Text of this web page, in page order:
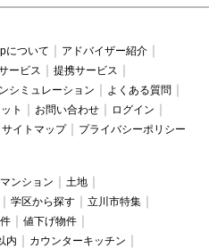
について
アドバイザー紹介
ービス
提携サービス
シミュレーション
よくある質問
ト お問い合わせ
ログイン
サイトマップ プライバシーポリシー
ンション
土地
学区から探す
立川市特集
値下げ物件
内
カウンターキッチン